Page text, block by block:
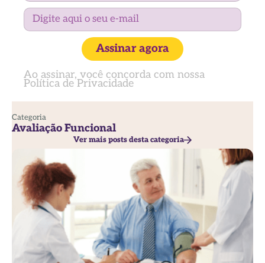
Assinar agora
Ao assinar, você concorda com nossa
Política de Privacidade
Categoria
Avaliação Funcional
Ver mais posts desta categoria